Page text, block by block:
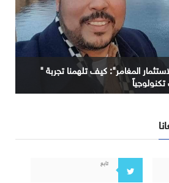
المغامر": كيف تلهمنا تجربة "
تابع